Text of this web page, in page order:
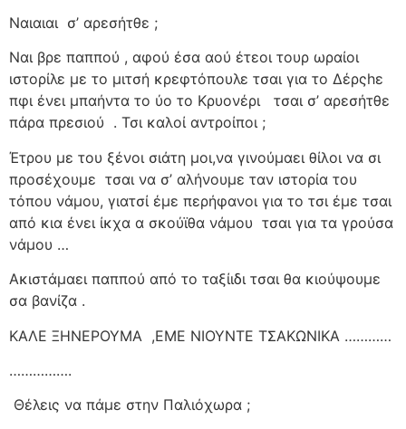
Ναιαιαι σ’ αρεσήτθε ;
Ναι βρε παππού , αφού έσα αού έτεοι τουρ ωραίοι
ιστορίλε με το μιτσή κρεφτόπουλε τσαι για το Δέρςhε
πφι ένει μπαήντα το ύο το Κρυονέρι
τσαι σ’ αρεσήτθε
πάρα πρεσιού . Τσι καλοί αντροίποι ;
Έτρου με του ξένοι σιάτη μοι,να γινούμαει θίλοι να σι
προσέχουμε τσαι να σ’ αλήνουμε ταν ιστορία του
τόπου νάμου, γιατσί έμε περήφανοι για το τσι έμε τσαι
από κια ένει ίκχα α σκούϊθα νάμου τσαι για τα γρούσα
νάμου …
Ακιστάμαει παππού από το ταξίιδι τσαι θα κιούψουμε
σα βανίζα .
ΚΑΛΕ ΞΗΝΕΡΟΥΜΑ ,ΕΜΕ ΝΙΟΥΝΤΕ ΤΣΑΚΩΝΙΚΑ …………
…………….
Θέλεις να πάμε στην Παλιόχωρα ;